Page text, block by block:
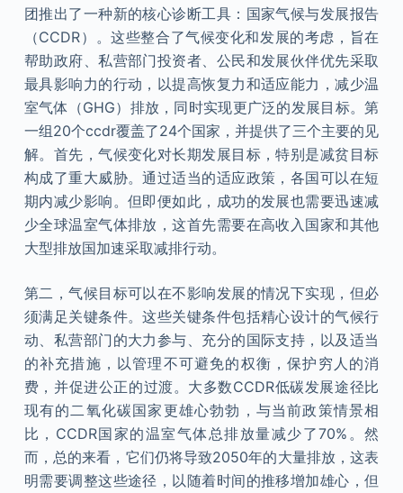
团推出了一种新的核心诊断工具：国家气候与发展报告
（CCDR）。这些整合了气候变化和发展的考虑，旨在
帮助政府、私营部门投资者、公民和发展伙伴优先采取
最具影响力的行动，以提高恢复力和适应能力，减少温
室气体（GHG）排放，同时实现更广泛的发展目标。第
一组20个ccdr覆盖了24个国家，并提供了三个主要的见
解。首先，气候变化对长期发展目标，特别是减贫目标
构成了重大威胁。通过适当的适应政策，各国可以在短
期内减少影响。但即便如此，成功的发展也需要迅速减
少全球温室气体排放，这首先需要在高收入国家和其他
大型排放国加速采取减排行动。
第二，气候目标可以在不影响发展的情况下实现，但必
须满足关键条件。这些关键条件包括精心设计的气候行
动、私营部门的大力参与、充分的国际支持，以及适当
的补充措施，以管理不可避免的权衡，保护穷人的消
费，并促进公正的过渡。大多数CCDR低碳发展途径比
现有的二氧化碳国家更雄心勃勃，与当前政策情景相
比，CCDR国家的温室气体总排放量减少了70%。然
而，总的来看，它们仍将导致2050年的大量排放，这表
明需要调整这些途径，以随着时间的推移增加雄心，但